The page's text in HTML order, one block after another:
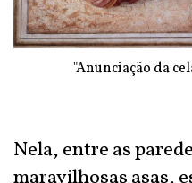
"Anunciação da
Nela, entre as